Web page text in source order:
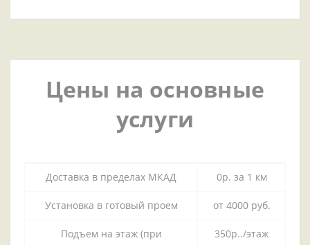
Цены на основные
услуги
Доставка в пределах МКАД 0р. за 1 км
Установка в готовый проем от 4000 руб.
Подъем на этаж (при
350р../этаж